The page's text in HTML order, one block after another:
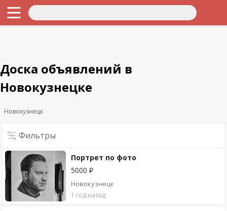
Доска объявлений в
Новокузнецке
Новокузнецк
Фильтры
Портрет по фото
5000 ₽
Новокузнецк
1 год назад